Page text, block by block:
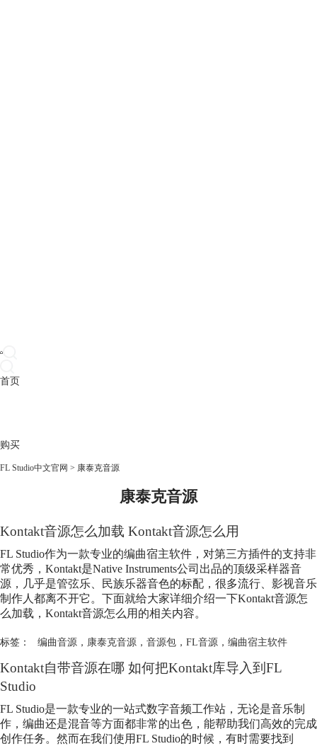
首页
购买
FL Studio中文官网 > 康泰克音源
康泰克音源
Kontakt音源怎么加载 Kontakt音源怎么用
FL Studio作为一款专业的编曲宿主软件，对第三方插件的支持非
常优秀，Kontakt是Native Instruments公司出品的顶级采样器音
源，几乎是管弦乐、民族乐器音色的标配，很多流行、影视音乐
制作人都离不开它。下面就给大家详细介绍一下Kontakt音源怎
么加载，Kontakt音源怎么用的相关内容。
标签： 编曲音源， 康泰克音源， 音源包， FL音源， 编曲宿主软件
Kontakt自带音源在哪 如何把Kontakt库导入到FL
Studio
FL Studio是一款专业的一站式数字音频工作站，无论是音乐制
作，编曲还是混音等方面都非常的出色，能帮助我们高效的完成
创作任务。然而在我们使用FL Studio的时候，有时需要找到